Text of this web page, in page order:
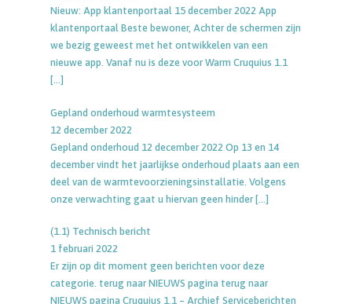
Nieuw: App klantenportaal 15 december 2022 App
klantenportaal Beste bewoner, Achter de schermen zijn
we bezig geweest met het ontwikkelen van een
nieuwe app. Vanaf nu is deze voor Warm Cruquius 1.1
[…]
Gepland onderhoud warmtesysteem
12 december 2022
Gepland onderhoud 12 december 2022 Op 13 en 14
december vindt het jaarlijkse onderhoud plaats aan een
deel van de warmtevoorzieningsinstallatie. Volgens
onze verwachting gaat u hiervan geen hinder […]
(1.1) Technisch bericht
1 februari 2022
Er zijn op dit moment geen berichten voor deze
categorie. terug naar NIEUWS pagina terug naar
NIEUWS pagina Cruquius 1.1 – Archief Serviceberichten